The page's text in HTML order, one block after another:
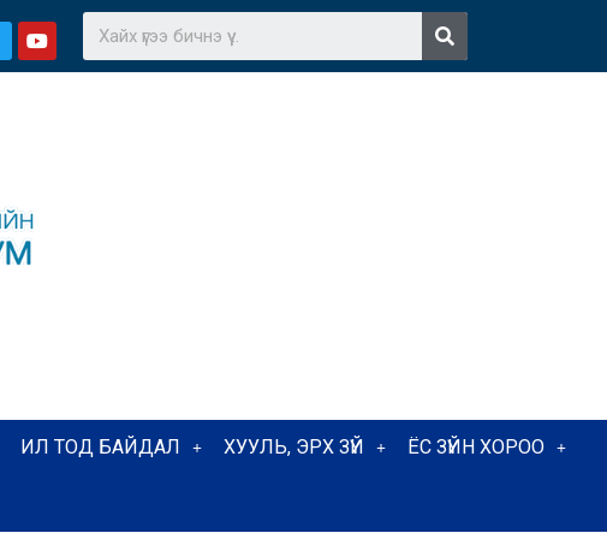
ИЛ ТОД БАЙДАЛ ХУУЛЬ, ЭРХ ЗҮЙ ЁС ЗҮЙН ХОРОО